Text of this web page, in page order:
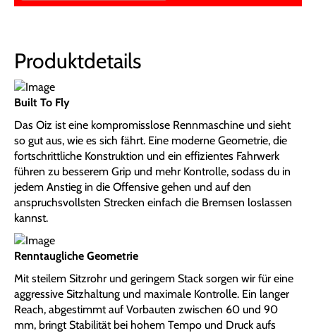
Produktdetails
Built To Fly
Das Oiz ist eine kompromisslose Rennmaschine und sieht
so gut aus, wie es sich fährt. Eine moderne Geometrie, die
fortschrittliche Konstruktion und ein effizientes Fahrwerk
führen zu besserem Grip und mehr Kontrolle, sodass du in
jedem Anstieg in die Offensive gehen und auf den
anspruchsvollsten Strecken einfach die Bremsen loslassen
kannst.
Renntaugliche Geometrie
Mit steilem Sitzrohr und geringem Stack sorgen wir für eine
aggressive Sitzhaltung und maximale Kontrolle. Ein langer
Reach, abgestimmt auf Vorbauten zwischen 60 und 90
mm, bringt Stabilität bei hohem Tempo und Druck aufs